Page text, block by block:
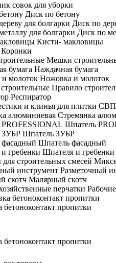
совок для уборки
Диск по бетону
Диск по
Диск по
Кисти- макловицы
Коронки
Мешки
Наждачная бумага
Ножовка и молоток
Правило
Респиратор
СВП,
Стремянка
Шпатель
Шпатель ЗУБР
Шпатель фасадный
Шпателя и гребенки
Разметочный
Малярный скотч
бетоноконтакт пропитки
бетоноконтакт пропитки